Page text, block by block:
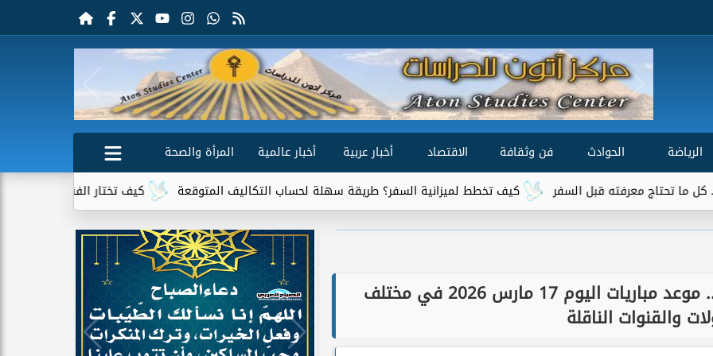
الرياضة الحوادث فن وثقافة الاقتصاد أخبار عربية أخبار عالمية
المرأة والصحة
كيف تختار الفندق المناسب قبل الحجز؟ 10 نقاط يجب الانتباه إليها
كيف تخطط لميزانية السفر؟ طريقة سهلة لحساب التكاليف المتوقعة قبل السفر
قمة مشتعلة بين السيتي و الريال.. موعد مباريات اليوم 17 مارس 2026 في مختلف
والقنوات الناقلة